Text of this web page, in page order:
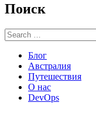
Поиск
Search
for:
Блог
Австралия
Путешествия
О нас
DevOps